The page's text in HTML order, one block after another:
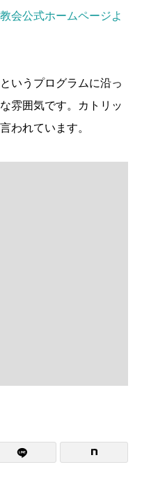
会公式ホームページよ
いうプログラムに沿っ
雰囲気です。カトリッ
われています。